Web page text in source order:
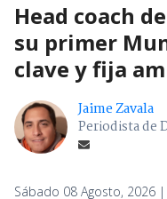
Head coach
su primer
clave y fija
Jaime Zavala
Periodista de
Sábado 08 Agosto, 2026